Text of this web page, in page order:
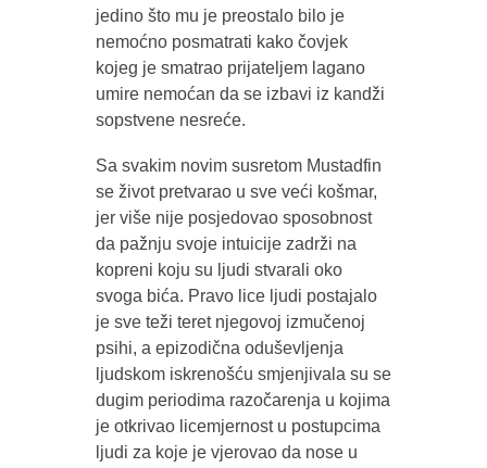
jedino što mu je preostalo bilo je
nemoćno posmatrati kako čovjek
kojeg je smatrao prijateljem lagano
umire nemoćan da se izbavi iz kandži
sopstvene nesreće.
Sa svakim novim susretom Mustadfin
se život pretvarao u sve veći košmar,
jer više nije posjedovao sposobnost
da pažnju svoje intuicije zadrži na
kopreni koju su ljudi stvarali oko
svoga bića. Pravo lice ljudi postajalo
je sve teži teret njegovoj izmučenoj
psihi, a epizodična oduševljenja
ljudskom iskrenošću smjenjivala su se
dugim periodima razočarenja u kojima
je otkrivao licemjernost u postupcima
ljudi za koje je vjerovao da nose u